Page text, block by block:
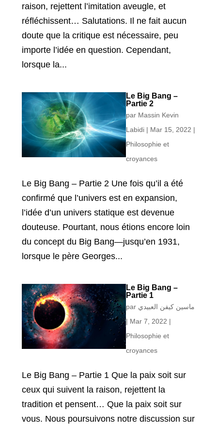
raison, rejettent l’imitation aveugle, et
réfléchissent… Salutations. Il ne fait aucun
doute que la critique est nécessaire, peu
importe l’idée en question. Cependant,
lorsque la...
Le Big Bang –
Partie 2
par Massin Kevin
Labidi| Mar 15, 2022 |
Philosophie et
croyances
Le Big Bang – Partie 2 Une fois qu’il a été
confirmé que l’univers est en expansion,
l’idée d’un univers statique est devenue
douteuse. Pourtant, nous étions encore loin
du concept du Big Bang—jusqu’en 1931,
lorsque le père Georges...
Le Big Bang –
Partie 1
par ماسين كيفن العبيدي
| Mar 7, 2022 |
Philosophie et
croyances
Le Big Bang – Partie 1 Que la paix soit sur
ceux qui suivent la raison, rejettent la
tradition et pensent… Que la paix soit sur
vous. Nous poursuivons notre discussion sur